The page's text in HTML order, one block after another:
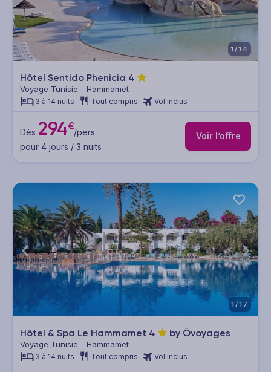
1/14
Hôtel Sentido Phenicia 4
Voyage Tunisie - Hammamet
3 à 14 nuits Tout compris Vol inclus
Dès 294€/pers.
pour 4 jours / 3 nuits
Voir l’offre
1/17
Hôtel & Spa Le Hammamet 4 by Ôvoyages
Voyage Tunisie - Hammamet
3 à 14 nuits Tout compris Vol inclus